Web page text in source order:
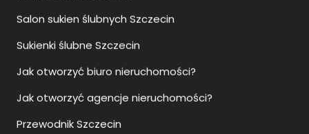
Jak otworzyć agencje nieruchomości?
Przewodnik Szczecin
Zwiedzanie Szczecin
Jak ustalić właściciela nieruchomości bez księgi
wieczystej?